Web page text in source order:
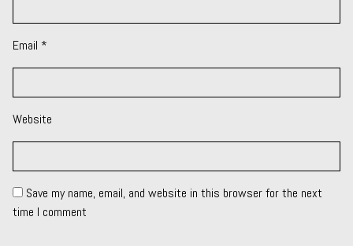
Email *
Website
Save my name, email, and website in this browser for the next
time I comment